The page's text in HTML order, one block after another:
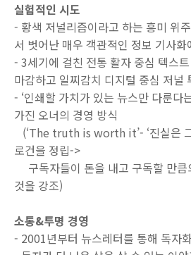
실험적인 시도
- 황색 저널리즘이라고 하는 흥미 위
서 벗어난 매우 객관적인 정보 기사화
- 3세기에 걸친 전통 활자 중심 텍스
마감하고 일찌감치 디지털 중심 저널
- ‘인쇄할 가치가 있는 뉴스만 다룬다
가진 오너의 경영 방식
(‘The truth is worth it’- ‘진실은
로건을 정립->
구독자들이 돈을 내고 구독할 만큼
것을 강조)
소통&투명 경영
- 2001년부터 뉴스레터를 통해 독자